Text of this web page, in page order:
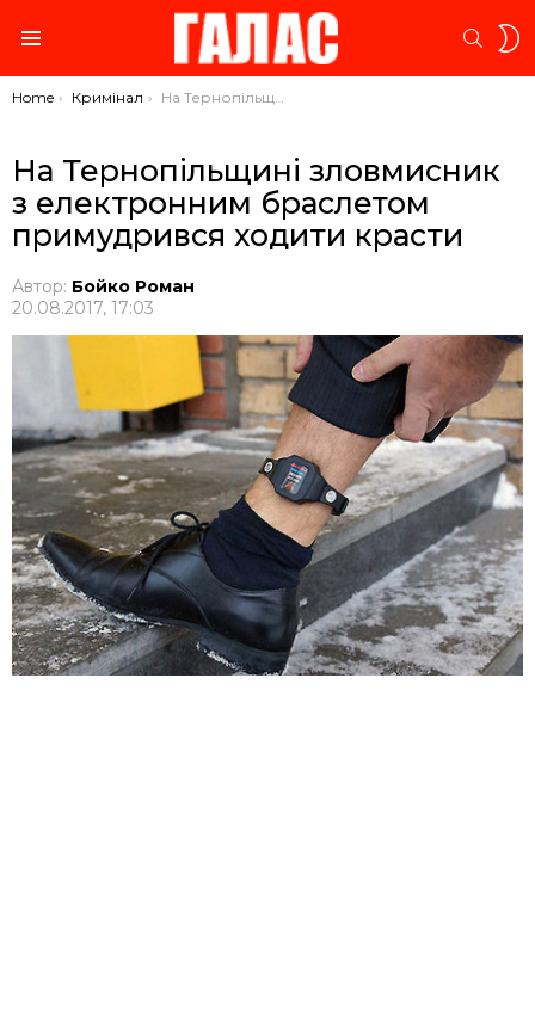
You are here:
Home Кримінал На Тернопільщині зловмисник з електронним браслетом примудрився ходити красти
На Тернопільщині зловмисник
з електронним браслетом
примудрився ходити красти
Автор: Бойко Роман
20.08.2017, 17:03